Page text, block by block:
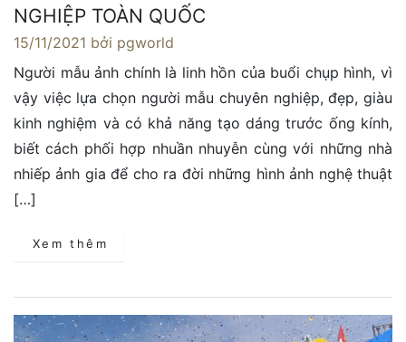
NGHIỆP TOÀN QUỐC
15/11/2021 bởi pgworld
Người mẫu ảnh chính là linh hồn của buổi chụp hình, vì
vậy việc lựa chọn người mẫu chuyên nghiệp, đẹp, giàu
kinh nghiệm và có khả năng tạo dáng trước ống kính,
biết cách phối hợp nhuần nhuyễn cùng với những nhà
nhiếp ảnh gia để cho ra đời những hình ảnh nghệ thuật
[…]
Xem thêm